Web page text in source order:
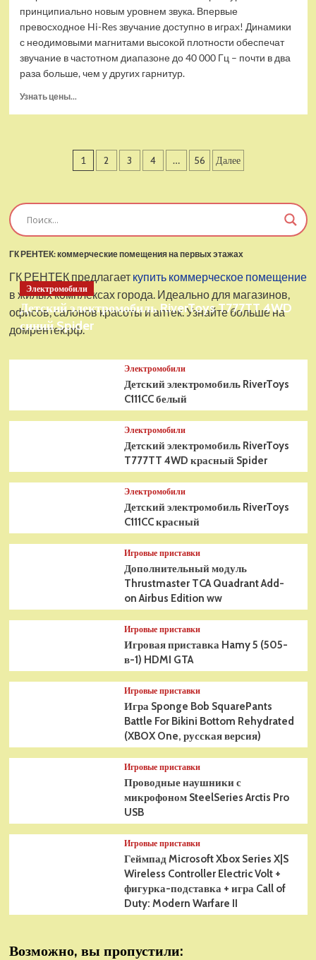
принципиально новым уровнем звука. Впервые
превосходное Hi-Res звучание доступно в играх! Динамики
с неодимовыми магнитами высокой плотности обеспечат
звучание в частотном диапазоне до 40 000 Гц – почти в два
раза больше, чем у других гарнитур.
Узнать цены...
наушники
Arctis
Пагинация
1 2 3 4 … 56 Далее
ГК РЕНТЕК: коммерческие помещения на первых этажах
ГК РЕНТЕК предлагает купить коммерческое помещение
в жилых комплексах города. Идеально для магазинов,
офисов, салонов красоты и аптек. Узнайте больше на
домрентек.рф.
Электромобили
Детский электромобиль RiverToys T777TT 4WD
синий Spider
Электромобили
Детский электромобиль RiverToys
C111CC белый
Электромобили
Детский электромобиль RiverToys
T777TT 4WD красный Spider
Электромобили
Детский электромобиль RiverToys
C111CC красный
Игровые приставки
Дополнительный модуль
Thrustmaster TCA Quadrant Add-
on Airbus Edition ww
Игровые приставки
Игровая приставка Hamy 5 (505-
в-1) HDMI GTA
Игровые приставки
Игра Sponge Bob SquarePants
Battle For Bikini Bottom Rehydrated
(XBOX One, русская версия)
Игровые приставки
Проводные наушники с
микрофоном SteelSeries Arctis Pro
USB
Игровые приставки
Геймпад Microsoft Xbox Series X|S
Wireless Controller Electric Volt +
фигурка-подставка + игра Call of
Duty: Modern Warfare II
Возможно, вы пропустили: